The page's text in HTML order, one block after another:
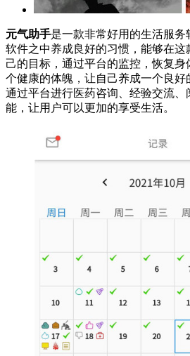
元气助手是一款非常好用的生活服
软件之中养成良好的习惯，能够在这
己的目标，通过平台的监控，恢复
个健康的体魄，让自己养成一个良好
通过平台进行医药咨询、经验交流、
能，让用户可以更加的享受生活。